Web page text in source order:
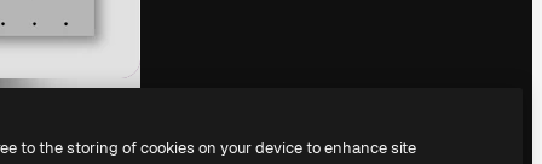
to the storing of cookies on your device to enhance site